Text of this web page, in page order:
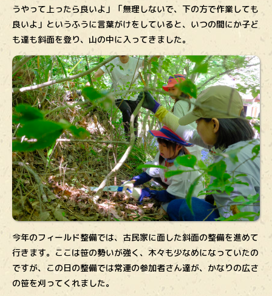
うやって上ったら良いよ」「無理しないで、下の方で作業しても
良いよ」というふうに言葉がけをしていると、いつの間にか子ど
も達も斜面を登り、山の中に入ってきました。
今年のフィールド整備では、古民家に面した斜面の整備を進めて
行きます。ここは笹の勢いが強く、木々も少なめになっていたの
ですが、この日の整備では常連の参加者さん達が、かなりの広さ
の笹を刈ってくれました。